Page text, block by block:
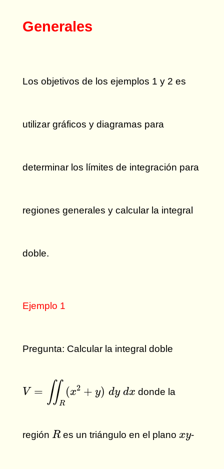
Generales
Los objetivos de los ejemplos 1 y 2 es
utilizar gráficos y diagramas para
determinar los límites de integración para
regiones generales y calcular la integral
doble.
Ejemplo 1
Pregunta: Calcular la integral doble
V = ∬R
(x2 + y) dy dx
R(x
donde la
región R
Res un triángulo en el plano xy
xy-